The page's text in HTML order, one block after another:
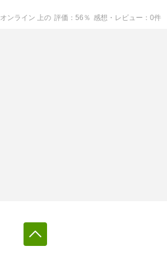
オンライン 上の 評価 56 ％ 感想・レビュー 0件